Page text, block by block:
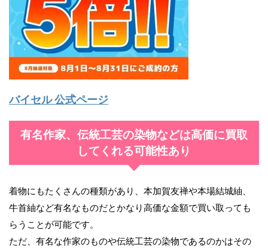
バイセル 公式ページ
有名作家、伝統工芸の染物などは高価に買取
してくれる可能性あり
着物にもたくさんの種類があり、本加賀友禅や本場結城紬、
牛首紬など有名なものだとかなり高価な金額で買い取っても
らうことが可能です。
ただ、有名な作家のものや伝統工芸の染物であるのかはその